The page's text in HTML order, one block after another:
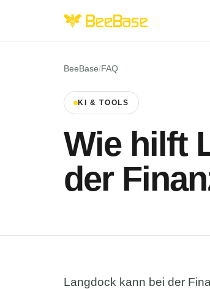
BeeBase/FAQ
KI & TOOLS
Wie hilft
der
Langdock kann bei der